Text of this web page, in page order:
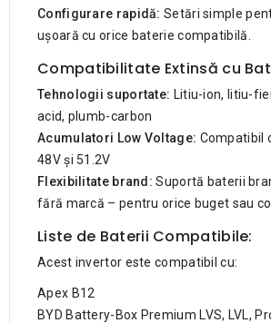
Configurare rapidă: Setări simple
ușoară cu orice baterie compatibilă.
Compatibilitate Extinsă cu
Tehnologii suportate: Litiu-ion, litiu-
acid, plumb-carbon
Acumulatori Low Voltage: Compatibil
48V și 51.2V
Flexibilitate brand: Suportă baterii
fără marcă – pentru orice buget sau
Liste de Baterii Compatibile:
Acest invertor este compatibil cu:
Apex B12
BYD Battery-Box Premium LVS, LVL,